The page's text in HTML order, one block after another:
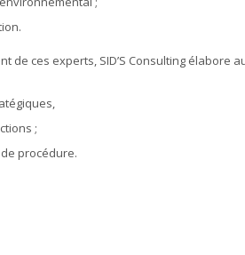
de ces experts, SID’S Consulting élabore
;
procédure.